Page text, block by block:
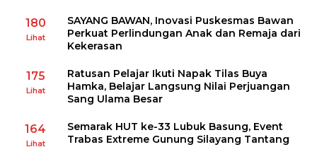
180
Lihat
SAYANG BAWAN, Inovasi Puskesmas Bawan
Perkuat Perlindungan Anak dan Remaja dari
Kekerasan
175
Lihat
Ratusan Pelajar Ikuti Napak Tilas Buya
Hamka, Belajar Langsung Nilai Perjuangan
Sang Ulama Besar
164
Lihat
Semarak HUT ke-33 Lubuk Basung, Event
Trabas Extreme Gunung Silayang Tantang